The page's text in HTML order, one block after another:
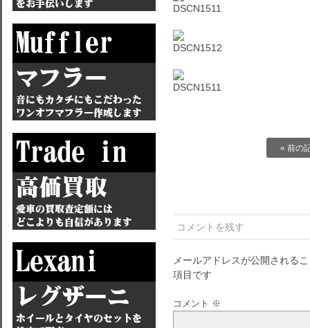
« 前の
コメントを残す
メールアドレスが公開される
項目です
コメント ※